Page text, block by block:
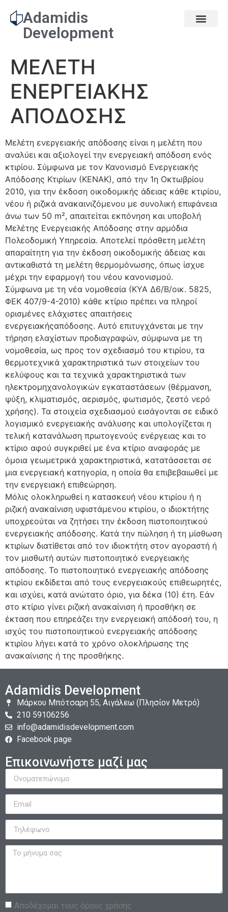
Adamidis
Development
ΜΕΛΕΤΗ
ΕΝΕΡΓΕΙΑΚΗΣ
ΑΠΟΔΟΣΗΣ
Μελέτη ενεργειακής απόδοσης είναι η μελέτη που
αναλύει και αξιολογεί την ενεργειακή απόδοση ενός
κτιρίου. Σύμφωνα με τον Κανονισμό Ενεργειακής
Απόδοσης Κτιρίων (ΚΕΝΑΚ), από την 1η Οκτωβρίου
2010, για την έκδοση οικοδομικής άδειας κάθε κτιρίου,
νέου ή ριζικά ανακαινιζόμενου με συνολική επιφάνεια
άνω των 50 m², απαιτείται εκπόνηση και υποβολή
Μελέτης Ενεργειακής Απόδοσης στην αρμόδια
Πολεοδομική Υπηρεσία. Αποτελεί πρόσθετη μελέτη
απαραίτητη για την έκδοση οικοδομικής άδειας και
αντικαθιστά τη μελέτη θερμομόνωσης, όπως ίσχυε
μέχρι την εφαρμογή του νέου κανονισμού.
Σύμφωνα με τη νέα νομοθεσία (ΚΥΑ Δ6/Β/οικ. 5825,
ΦΕΚ 407/9-4-2010) κάθε κτίριο πρέπει να πληροί
ορισμένες ελάχιστες απαιτήσεις
ενεργειακήςαπόδοσης. Αυτό επιτυγχάνεται με την
τήρηση ελαχίστων προδιαγραφών, σύμφωνα με τη
νομοθεσία, ως προς τον σχεδιασμό του κτιρίου, τα
θερμοτεχνικά χαρακτηριστικά των στοιχείων του
κελύφους και τα τεχνικά χαρακτηριστικά των
ηλεκτρομηχανολογικών εγκαταστάσεων (θέρμανση,
ψύξη, κλιματισμός, αερισμός, φωτισμός, ζεστό νερό
χρήσης). Τα στοιχεία σχεδιασμού εισάγονται σε ειδικό
λογισμικό ενεργειακής ανάλυσης και υπολογίζεται η
τελική κατανάλωση πρωτογενούς ενέργειας και το
κτίριο αφού συγκριθεί με ένα κτίριο αναφοράς με
όμοια γεωμετρικά χαρακτηριστικά, κατατάσσεται σε
μια ενεργειακή κατηγορία, η οποία θα επιβεβαιωθεί με
την ενεργειακή επιθεώρηση.
Μόλις ολοκληρωθεί η κατασκευή νέου κτιρίου ή η
ριζική ανακαίνιση υφιστάμενου κτιρίου, ο ιδιοκτήτης
υποχρεούται να ζητήσει την έκδοση πιστοποιητικού
ενεργειακής απόδοσης. Κατά την πώληση ή τη μίσθωση
κτιρίων διατίθεται από τον ιδιοκτήτη στον αγοραστή ή
τον μισθωτή αυτών πιστοποιητικό ενεργειακής
απόδοσης. Το πιστοποιητικό ενεργειακής απόδοσης
κτιρίου εκδίδεται από τους ενεργειακούς επιθεωρητές,
και ισχύει, κατά ανώτατο όριο, για δέκα (10) έτη. Εάν
στο κτίριο γίνει ριζική ανακαίνιση ή προσθήκη σε
έκταση που επηρεάζει την ενεργειακή απόδοσή του, η
ισχύς του πιστοποιητικού ενεργειακής απόδοσης
κτιρίου λήγει κατά το χρόνο ολοκλήρωσης της
ανακαίνισης ή της προσθήκης.
Adamidis Development
Mάρκου Μπότσαρη 55, Αιγάλεω (Πλησίον Μετρό)
210 59106256
info@adamidisdevelopment.com
Facebook page
Επικοινωνήστε μαζί μας
Αποδέχομαι τους όρους χρήσης